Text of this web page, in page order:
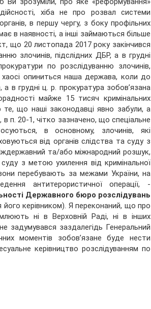
хіба не про розвал системи
в першу чергу, з боку профільних
в наявності, а інші займаються більше
що 20 листопада 2017 року закінчився
злочинів, підслідних ДБР, а в грудні
по розслідуванню злочинів,
хаосі опиниться наша держава, коли до
грудні ц. р. прокуратура зобов’язана
майже 15 тисяч кримінальних
що наші законодавці явно забули, а
п. 20-1, чітко зазначено, що спеціальне
в основному, злочинів, які
від органів слідства та суду з
та/або міжнародний розшук,
з метою ухилення від кримінальної
перебувають за межами України, на
антитерористичної операції, -
Державного бюро розслідувань
його керівником). Я переконаний, що про
ні в Верховній Раді, ні в інших
задумувався заздалегідь Генеральний
моментів зобов’язане буде нести
керівництво розслідуванням по